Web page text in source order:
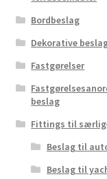
Bordbeslag
Dekorative
Fastgørelser
beslag
Fittings til
Beslag til
Beslag til